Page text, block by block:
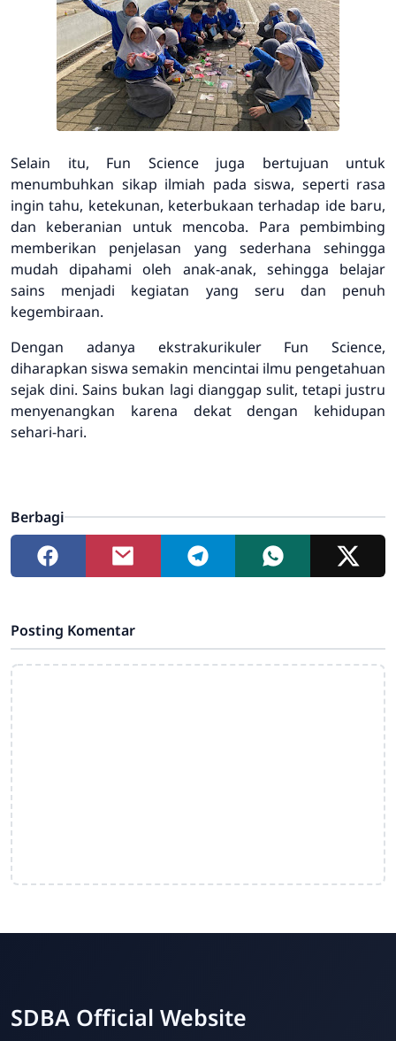
Selain itu, Fun Science juga bertujuan untuk
menumbuhkan sikap ilmiah pada siswa, seperti rasa
ingin tahu, ketekunan, keterbukaan terhadap ide baru,
dan keberanian untuk mencoba. Para pembimbing
memberikan penjelasan yang sederhana sehingga
mudah dipahami oleh anak-anak, sehingga belajar
sains menjadi kegiatan yang seru dan penuh
kegembiraan.
Dengan adanya ekstrakurikuler Fun Science,
diharapkan siswa semakin mencintai ilmu pengetahuan
sejak dini. Sains bukan lagi dianggap sulit, tetapi justru
menyenangkan karena dekat dengan kehidupan
sehari-hari.
Berbagi
Posting Komentar
SDBA Official Website